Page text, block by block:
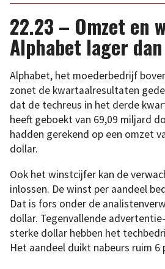
22.23 – Omzet en
Alphabet lager
Alphabet, het moederbedrijf
zonet de kwartaalresultaten
dat de techreus in het derde
heeft geboekt van 69,09 miljard
hadden gerekend op een omzet
dollar.
Ook het winstcijfer kan de
inlossen. De winst per aandeel
Dat is fors onder de
dollar. Tegenvallende
sterke dollar hebben het
Het aandeel duikt nabeurs ruim 6